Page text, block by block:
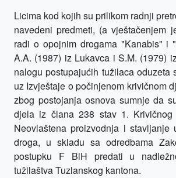
Licima kod kojih su prilikom radnji
navedeni predmeti, (a vještačenjem
radi o opojnim drogama "Kanabis" i
A.A. (1987) iz Lukavca i S.M. (1979)
nalogu postupajućih tužilaca oduzeta
uz Izvještaje o počinjenom krivičnom
zbog postojanja osnova sumnje da
djela iz člana 238 stav 1.
Neovlaštena proizvodnja i stavljanje
droga, u skladu sa odredbama
postupku F BiH predati u
tužilaštva Tuzlanskog kantona.